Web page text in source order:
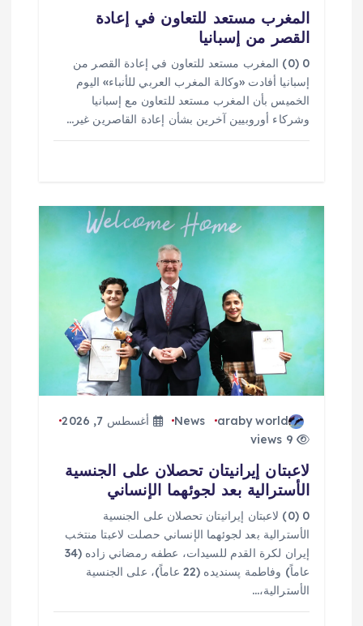
المغرب مستعد للتعاون في إعادة
القصر من إسبانيا
0 (0) المغرب مستعد للتعاون في إعادة القصر من
إسبانيا أفادت «وكالة المغرب العربي للأنباء» اليوم
الخميس بأن المغرب مستعد للتعاون مع إسبانيا
وشركاء أوروبيين آخرين بشأن إعادة القاصرين غير…
araby world
News
أغسطس 7, 2026
9 views
لاعبتان إيرانيتان تحصلان على الجنسية
الأسترالية بعد لجوئهما الإنساني
0 (0) لاعبتان إيرانيتان تحصلان على الجنسية
الأسترالية بعد لجوئهما الإنساني حصلت لاعبتا منتخب
إيران لكرة القدم للسيدات، عطفه رمضاني زاده (34
عاماً) وفاطمة پسنديده (22 عاماً)، على الجنسية
الأسترالية،…